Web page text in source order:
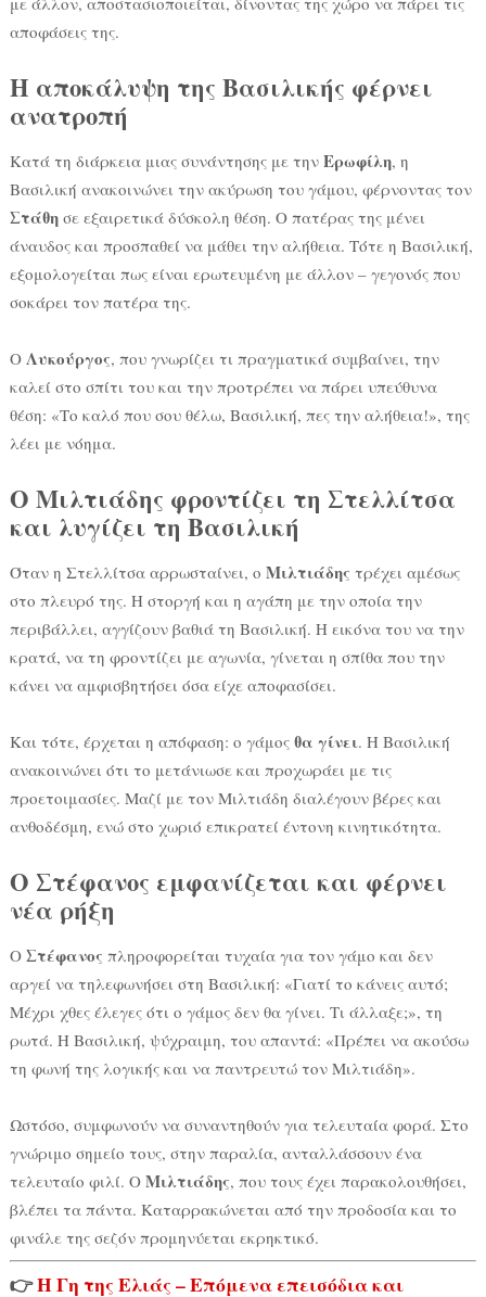
αποφάσεις της.
Η αποκάλυψη της Βασιλικής φέρνει
ανατροπή
Κατά τη διάρκεια μιας συνάντησης με την Ερωφίλη, η
Βασιλική ανακοινώνει την ακύρωση του γάμου, φέρνοντας τον
Στάθησε εξαιρετικά δύσκολη θέση. Ο πατέρας της μένει
άναυδος και προσπαθεί να μάθει την αλήθεια. Τότε η Βασιλική,
εξομολογείται πως είναι ερωτευμένη με άλλον – γεγονός που
σοκάρει τον πατέρα της.
Ο Λυκούργος, που γνωρίζει τι πραγματικά συμβαίνει, την
καλεί στο σπίτι του και την προτρέπει να πάρει υπεύθυνα
θέση: «Το καλό που σου θέλω, Βασιλική, πες την αλήθεια!», της
λέει με νόημα.
Ο Μιλτιάδης φροντίζει τη Στελλίτσα
και λυγίζει τη Βασιλική
Όταν η Στελλίτσα αρρωσταίνει, ο Μιλτιάδης τρέχει αμέσως
στο πλευρό της. Η στοργή και η αγάπη με την οποία την
περιβάλλει, αγγίζουν βαθιά τη Βασιλική. Η εικόνα του να την
κρατά, να τη φροντίζει με αγωνία, γίνεται η σπίθα που την
κάνει να αμφισβητήσει όσα είχε αποφασίσει.
Και τότε, έρχεται η απόφαση: ο γάμος θα γίνει. Η Βασιλική
ανακοινώνει ότι το μετάνιωσε και προχωράει με τις
προετοιμασίες. Μαζί με τον Μιλτιάδη διαλέγουν βέρες και
ανθοδέσμη, ενώ στο χωριό επικρατεί έντονη κινητικότητα.
Ο Στέφανος εμφανίζεται και φέρνει
νέα ρήξη
Ο Στέφανος πληροφορείται τυχαία για τον γάμο και δεν
αργεί να τηλεφωνήσει στη Βασιλική: «Γιατί το κάνεις αυτό;
Μέχρι χθες έλεγες ότι ο γάμος δεν θα γίνει. Τι άλλαξε;», τη
ρωτά. Η Βασιλική, ψύχραιμη, του απαντά: «Πρέπει να ακούσω
τη φωνή της λογικής και να παντρευτώ τον Μιλτιάδη».
Ωστόσο, συμφωνούν να συναντηθούν για τελευταία φορά. Στο
γνώριμο σημείο τους, στην παραλία, ανταλλάσσουν ένα
τελευταίο φιλί. Ο Μιλτιάδης, που τους έχει παρακολουθήσει,
βλέπει τα πάντα. Καταρρακώνεται από την προδοσία και το
φινάλε της σεζόν προμηνύεται εκρηκτικό.
👉Η Γη της Ελιάς – Επόμενα επεισόδια και